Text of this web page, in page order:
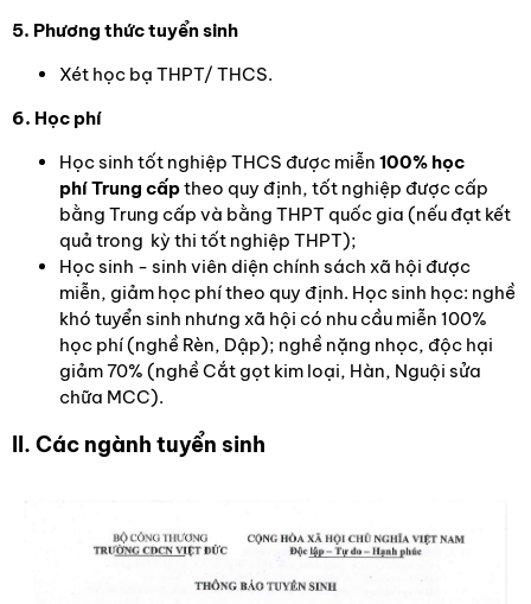
5. Phương thức tuyển sinh
Xét học bạ THPT/ THCS.
6. Học phí
Học sinh tốt nghiệp THCS được miễn 100% học
phíTrung cấptheo quy định, tốt nghiệp được cấp
bằng Trung cấp và bằng THPT quốc gia (nếu đạt kết
quả trong kỳ thi tốt nghiệp THPT);
Học sinh - sinh viên diện chính sách xã hội được
miễn, giảm học phí theo quy định. Học sinh học: nghề
khó tuyển sinh nhưng xã hội có nhu cầu miễn 100%
học phí (nghề Rèn, Dập); nghề nặng nhọc, độc hại
giảm 70% (nghề Cắt gọt kim loại, Hàn, Nguội sửa
chữa MCC).
II. Các ngành tuyển sinh